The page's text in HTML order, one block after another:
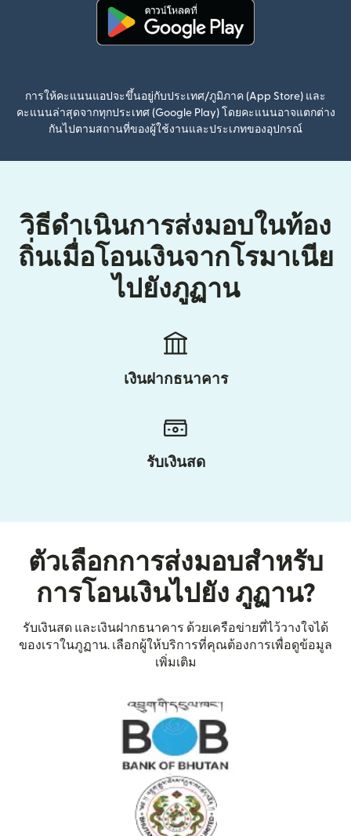
การให้คะแนนแอปจะขึ้นอยู่กับประเทศ/ภูมิภาค (App Store) และ
คะแนนล่าสุดจากทุกประเทศ (Google Play) โดยคะแนนอาจแตกต่าง
กันไปตามสถานที่ของผู้ใช้งานและประเภทของอุปกรณ์
วิธีดำเนินการส่งมอบในท้อง
ถิ่นเมื่อโอนเงินจากโรมาเนีย
ไปยังภูฏาน
เงินฝากธนาคาร
รับเงินสด
ตัวเลือกการส่งมอบสำหรับ
การโอนเงินไปยัง ภูฏาน?
รับเงินสด และเงินฝากธนาคาร ด้วยเครือข่ายที่ไว้วางใจได้
ของเราในภูฏาน. เลือกผู้ให้บริการที่คุณต้องการเพื่อดูข้อมูล
เพิ่มเติม